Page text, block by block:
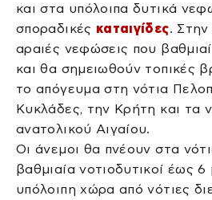
και στα υπόλοιπα δυτικά
σποραδικές καταιγίδες.
αραιές νεφώσεις που
και θα σημειωθούν τοπικές
το απόγευμα στη νότια
Κυκλάδες, την Κρήτη και τα
ανατολικού Αιγαίου.
Οι άνεμοι θα πνέουν στα
βαθμιαία νοτιοδυτικοί έως
υπόλοιπη χώρα από νότιες